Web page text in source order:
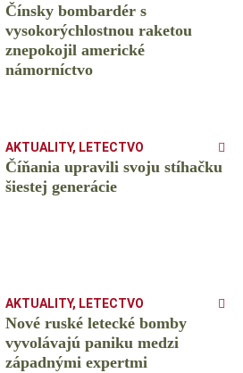
Čínsky bombardér s
vysokorýchlostnou raketou
znepokojil americké
námorníctvo
AKTUALITY, LETECTVO
Číňania upravili svoju stíhačku
šiestej generácie
AKTUALITY, LETECTVO
Nové ruské letecké bomby
vyvolávajú paniku medzi
západnými expertmi